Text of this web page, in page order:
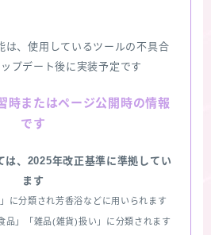
は、使用しているツールの不具合
プデート後に実装予定です
時またはページ公開時の情報
です
、2025年改正基準に準拠してい
ます
に分類され芳香浴などに用いられます
品」「雑品(雑貨)扱い」に分類されます